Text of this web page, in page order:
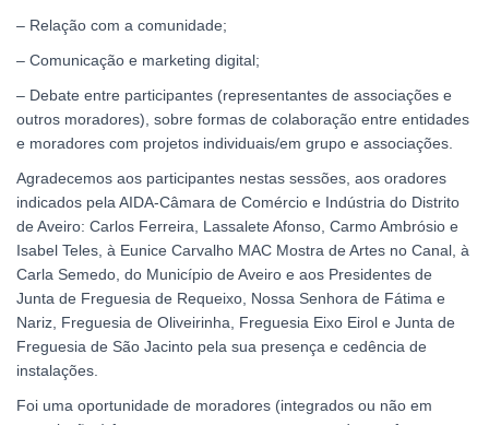
– Relação com a comunidade;
– Comunicação e marketing digital;
– Debate entre participantes (representantes de associações e
outros moradores), sobre formas de colaboração entre entidades
e moradores com projetos individuais/em grupo e associações.
Agradecemos aos participantes nestas sessões, aos oradores
indicados pela AIDA-Câmara de Comércio e Indústria do Distrito
de Aveiro: Carlos Ferreira, Lassalete Afonso, Carmo Ambrósio e
Isabel Teles, à Eunice Carvalho MAC Mostra de Artes no Canal, à
Carla Semedo, do Município de Aveiro e aos Presidentes de
Junta de Freguesia de Requeixo, Nossa Senhora de Fátima e
Nariz, Freguesia de Oliveirinha, Freguesia Eixo Eirol e Junta de
Freguesia de São Jacinto pela sua presença e cedência de
instalações.
Foi uma oportunidade de moradores (integrados ou não em